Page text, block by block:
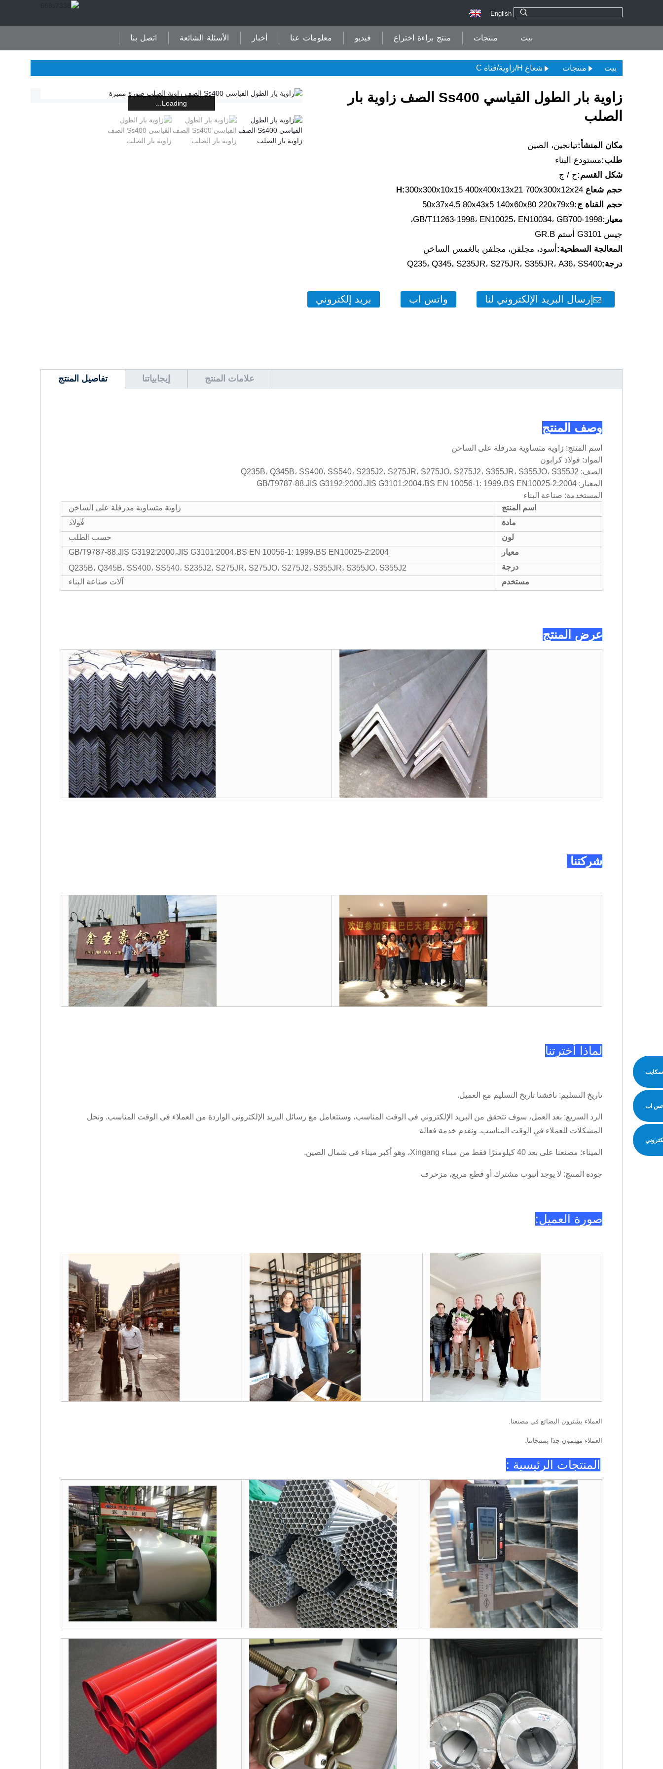
English
بيت منتجات منتج براءة اختراع فيديو معلومات عنا أخبار الأسئلة الشائعة اتصل بنا
بيت منتجات شعاع H/زاوية/قناة C
Loading...
زاوية بار الطول القياسي Ss400 الصف زاوية بار
الصلب
مكان المنشأ:تيانجين، الصين
طلب:مستودع البناء
شكل القسم:ح / ج
حجم شعاع H: 300x300x10x15 400x400x13x21 700x300x12x24
حجم القناة ج:50x37x4.5 80x43x5 140x60x80 220x79x9
معيار:GB/T11263-1998، EN10025، EN10034، GB700-1998،
جيس G3101 أستم GR.B
المعالجة السطحية: أسود، مجلفن، مجلفن بالغمس الساخن
درجة:Q235، Q345، S235JR، S275JR، S355JR، A36، SS400
إرسال البريد الإلكتروني لنا واتس اب بريد إلكتروني
تفاصيل المنتج إيجابياتنا علامات المنتج
وصف المنتج
اسم المنتج: زاوية متساوية مدرفلة على الساخن
المواد: فولاذ كرابون
الصف: Q235B، Q345B، SS400، SS540، S235J2، S275JR، S275JO، S275J2، S355JR، S355JO، S355J2
المعيار: GB/T9787-88.JIS G3192:2000،JIS G3101:2004،BS EN 10056-1: 1999،BS EN10025-2:2004
المستخدمة: صناعة البناء
اسم المنتج
زاوية متساوية مدرفلة على الساخن
مادة
فُولاَذ
لون
حسب الطلب
معيار
GB/T9787-88.JIS G3192:2000،JIS G3101:2004،BS EN 10056-1: 1999،BS EN10025-2:2004
درجة
Q235B، Q345B، SS400، SS540، S235J2، S275JR، S275JO، S275J2، S355JR، S355JO، S355J2
مستخدم
آلات صناعة البناء
عرض المنتج
شركتنا
لماذا أخترتنا
تاريخ التسليم: ناقشنا تاريخ التسليم مع العميل.
الرد السريع: بعد العمل، سوف نتحقق من البريد الإلكتروني في الوقت المناسب، وسنتعامل مع رسائل البريد الإلكتروني الواردة من العملاء في الوقت المناسب. ونحل
المشكلات للعملاء في الوقت المناسب. ونقدم خدمة فعالة
الميناء: مصنعنا على بعد 40 كيلومترًا فقط من ميناء Xingang، وهو أكبر ميناء في شمال الصين.
جودة المنتج: لا يوجد أنبوب مشترك أو قطع مربع، مزخرف
صورة العميل:
العملاء يشترون البضائع في مصنعنا.
العملاء مهتمون جدًا بمنتجاتنا.
المنتجات الرئيسية :
سكايب
اب